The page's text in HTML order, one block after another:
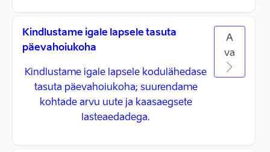
Kindlustame igale lapsele tasuta
päevahoiukoha
Kindlustame igale lapsele kodulähedase
tasuta päevahoiukoha; suurendame
kohtade arvu uute ja kaasaegsete
lasteaedadega.
A
va